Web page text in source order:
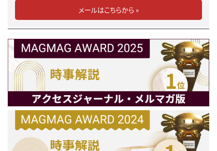
メールはこちらから »